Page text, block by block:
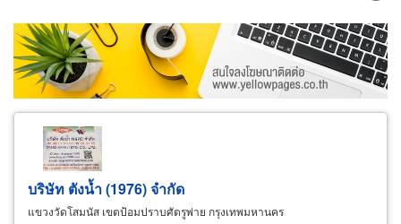
ขายส่ง ขายปลีก ผู้ผลิต
ตัวแทนจัดจำหน่าย
ผู้ส่งออก/นำเข้า
ธุรกิจบริการ
บริษัท ตังน้ำ (1976) จำกัด
แขวงวัดโสมนัส เขตป้อมปราบศัตรูพ่าย กรุงเทพมหานคร